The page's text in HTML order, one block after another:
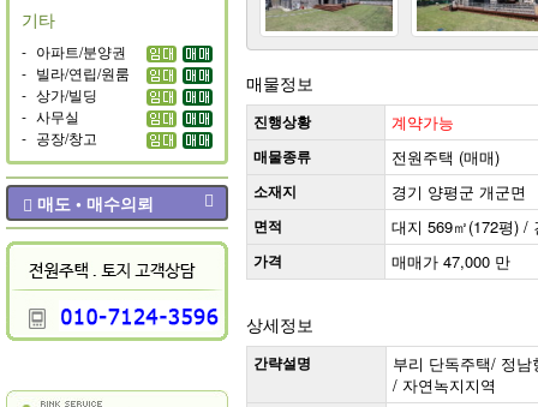
기타
- 아파트/분양권
- 빌라/연립/원룸
- 상가/빌딩
- 사무실
- 공장/창고
매도 • 매수의뢰
매물정보
진행상황 계약가능
매물종류 전원주택 (매매)
소재지 경기 양평군 개군면
면적 대지 569㎡(172평) /
가격 매매가 47,000 만
상세정보
간략설명
부리 단독주택/ 정
/ 자연녹지지역